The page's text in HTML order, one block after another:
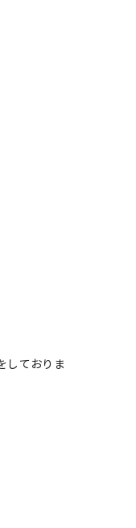
しておりま